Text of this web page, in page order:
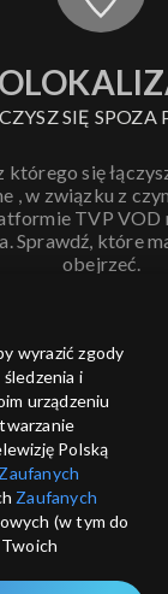
SIĘ SPOZA
którego się
, w związku z
TVP VOD
Sprawdź, które
obejrzeć.
wyrazić zgody
i
urządzeniu
Polską
Zaufanych
Zaufanych
(w tym do